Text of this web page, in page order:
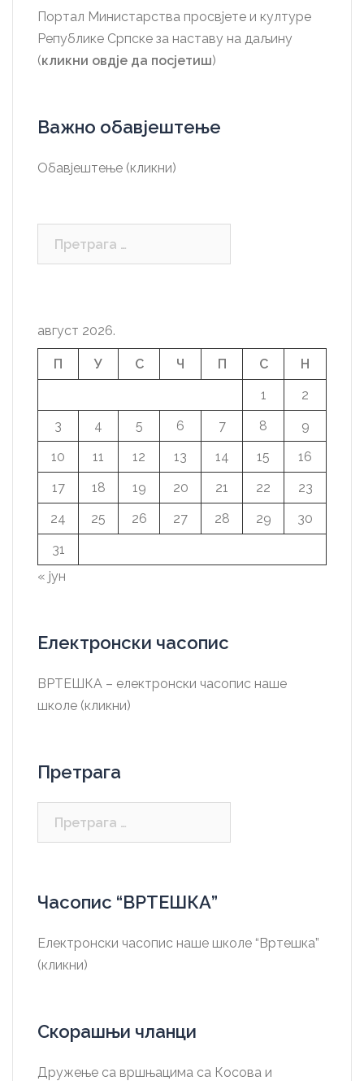
Портал Министарства просвјете и културе
Републике Српске за наставу на даљину
(кликни овдје да посјетиш)
Важно обавјештење
Обавјештење (кликни)
август 2026.
П У С Ч П С
Н
1
2
3
4 5 6 7 8
9
10
11 12 13 14 15
16
17
18 19 20 21 22
23
24
25 26 27 28 29
30
31
« јун
Електронски часопис
ВРТЕШКА – електронски часопис наше
школе (кликни)
Претрага
Часопис “ВРТЕШКА”
Електронски часопис наше школе “Вртешка”
(кликни)
Скорашњи чланци
Дружење са вршњацима са Косова и